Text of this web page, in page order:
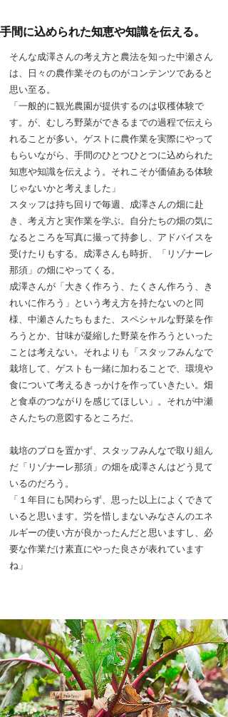
手間に込められた知恵や知識を伝える。
そんな成澤さんの考え方と農法を知った中瀬さん
は、日々の農作業そのものがコンテンツであると
思い至る。
「一般的に観光農園が提供するのは収穫体験で
す。が、むしろ野菜ができるまでの過程で伝えら
れることが多い。ゲストに農作業を実際にやって
もらいながら、手間のひとつひとつに込められた
知恵や知識を伝えよう。それこそが価値ある体験
じゃないかと考えました」
スタッフは持ち回りで毎週、成澤さんの畑に赴
き、考え方と実作業を学ぶ。自分たちの畑の気に
なるところを写真に撮って持参し、アドバイスを
受けたりもする。成澤さんも時折、「リゾナーレ
那須」の畑にやってくる。
成澤さんが「大きく作ろう、たくさん作ろう、き
れいに作ろう」という考え方を持たないのと同
様、中瀬さんたちもまた、スペシャルな野菜を作
ろうとか、甘味が凝縮した野菜を作ろうといった
ことは考えない。それよりも「スタッフみんなで
栽培して、ゲストも一緒に加わることで、環境や
食について考えるきっかけを作っていきたい。畑
と食卓のつながりを感じてほしい」。それが中瀬
さんたちの意図するところだ。
栽培のプロを置かず、スタッフみんなで取り組ん
だ「リゾナーレ那須」の畑を成澤さんはどう見て
いるのだろう。
「１年目にも関わらず、思った以上によくできて
いると思います。労を惜しまないみなさんのエネ
ルギーの使い方が良かったんだと思いますし、必
要な作業だけ素直にやった良さが表れています
ね」